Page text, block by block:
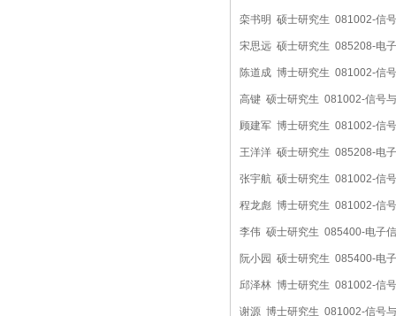
栾书明 硕士研究生 081002-信
宋思远 硕士研究生 085208-电
陈道成 博士研究生 081002-信
高键 硕士研究生 081002-信号
顾建军 博士研究生 081002-信
王洋洋 硕士研究生 085208-电
张宇航 硕士研究生 081002-信
程龙彪 博士研究生 081002-信
李伟 硕士研究生 085400-电子
阮小园 硕士研究生 085400-电
邱泽林 博士研究生 081002-信
谢源 博士研究生 081002-信号